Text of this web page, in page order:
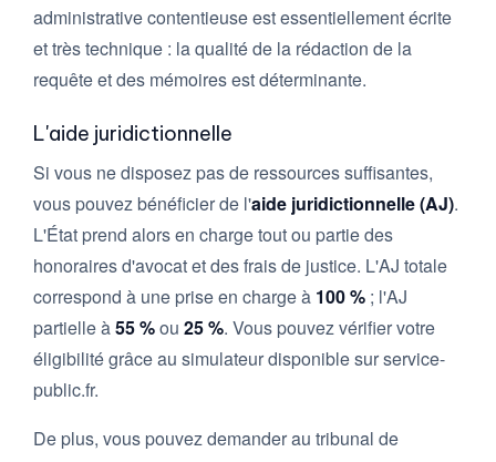
administrative contentieuse est essentiellement écrite
et très technique : la qualité de la rédaction de la
requête et des mémoires est déterminante.
L'aide juridictionnelle
Si vous ne disposez pas de ressources suffisantes,
vous pouvez bénéficier de l'aide juridictionnelle (AJ).
L'État prend alors en charge tout ou partie des
honoraires d'avocat et des frais de justice. L'AJ totale
correspond à une prise en charge à 100 % ; l'AJ
partielle à55 %ou 25 %. Vous pouvez vérifier votre
éligibilité grâce au simulateur disponible sur service-
public.fr.
De plus, vous pouvez demander au tribunal de